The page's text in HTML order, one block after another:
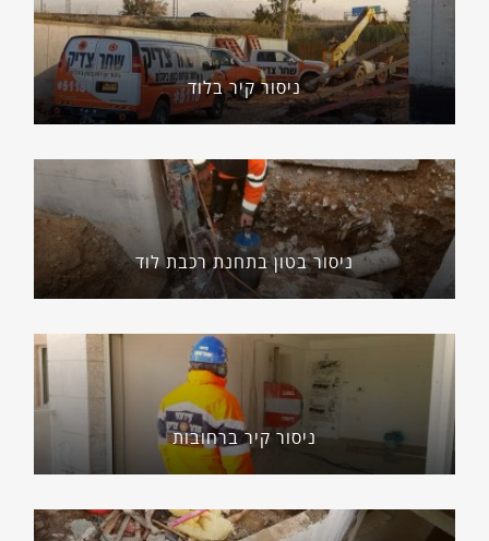
ניסור קיר בלוד
ניסור בטון בתחנת רכבת לוד
ניסור קיר ברחובות